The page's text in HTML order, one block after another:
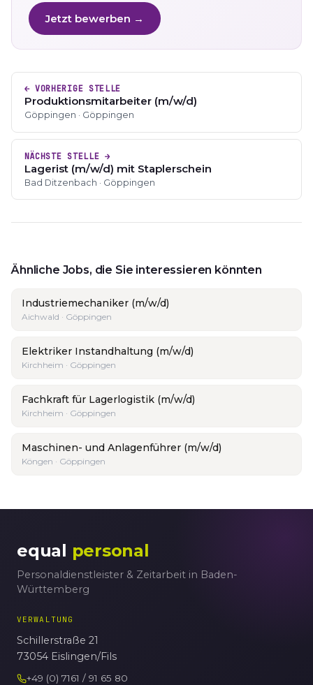
Jetzt bewerben →
← VORHERIGE STELLE
Produktionsmitarbeiter (m/w/d)
Göppingen · Göppingen
NÄCHSTE STELLE →
Lagerist (m/w/d) mit Staplerschein
Bad Ditzenbach · Göppingen
Ähnliche Jobs, die Sie interessieren könnten
Industriemechaniker (m/w/d)
Aichwald · Göppingen
Elektriker Instandhaltung (m/w/d)
Kirchheim · Göppingen
Fachkraft für Lagerlogistik (m/w/d)
Kirchheim · Göppingen
Maschinen- und Anlagenführer (m/w/d)
Köngen · Göppingen
equal personal
Personaldienstleister & Zeitarbeit in Baden-
Württemberg
VERWALTUNG
Schillerstraße 21
73054 Eislingen/Fils
+49 (0) 7161 / 91 65 80